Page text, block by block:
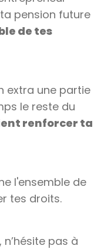
pension future
de tes
extra une partie
le reste du
renforcer ta
l'ensemble de
tes droits.
pas à